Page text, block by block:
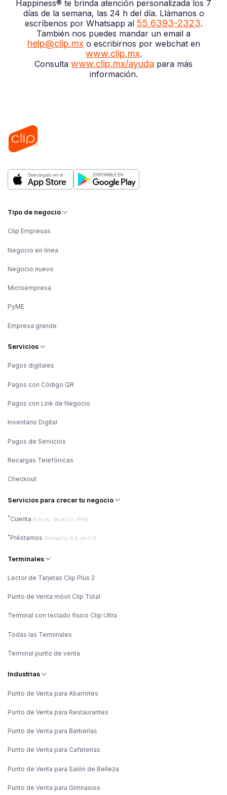
Happiness® te brinda atención personalizada los 7
días de la semana, las 24 h del día. Llámanos o
escríbenos por Whatsapp al 55 6393-2323.
También nos puedes mandar un email a
help@clip.mxo escribirnos por webchat en
www.clip.mx.
Consulta www.clip.mx/ayuda para más
información.
Terminales
Lector de Tarjetas Clip Plus 2
Punto de Venta móvil Clip Total
Terminal con teclado físico Clip Ultra
Todas las Terminales
Terminal punto de venta
Industrias
Punto de Venta para Abarrotes
Punto de Venta para Restaurantes
Punto de Venta para Barberías
Punto de Venta para Cafeterías
Punto de Venta para Salón de Belleza
Punto de Venta para Gimnasios
Servicios
Pagos digitales
Pagos con Código QR
Pagos con Link de Negocio
Inventario Digital
Pagos de Servicios
Recargas Telefónicas
Checkout
Servicios para crecer tu negocio
*Cuenta (Clip AI, SA de CV, IPFE)
*Préstamos (Prestaclip S.A. de C.V)
Tipo de negocio
Clip Empresas
Negocio en línea
Negocio nuevo
Microempresa
PyME
Empresa grande